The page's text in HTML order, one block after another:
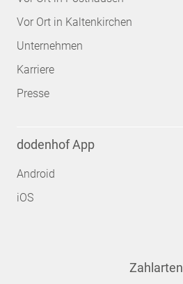
Vor Ort in Kaltenkirchen
Unternehmen
Karriere
Presse
dodenhof App
Android
iOS
Zahlarten